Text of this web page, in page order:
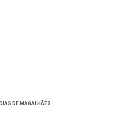
DIAS DE MAGALHÃES